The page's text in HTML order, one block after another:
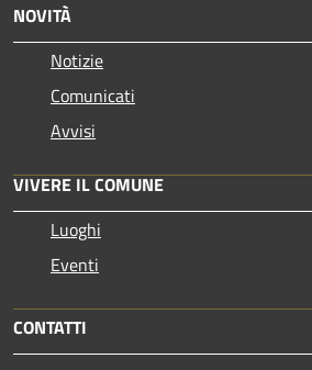
NOVITÀ
Notizie
Comunicati
Avvisi
VIVERE IL COMUNE
Luoghi
Eventi
CONTATTI